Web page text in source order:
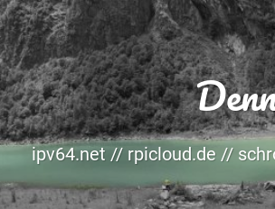
ipv64.net // rpicloud.de //